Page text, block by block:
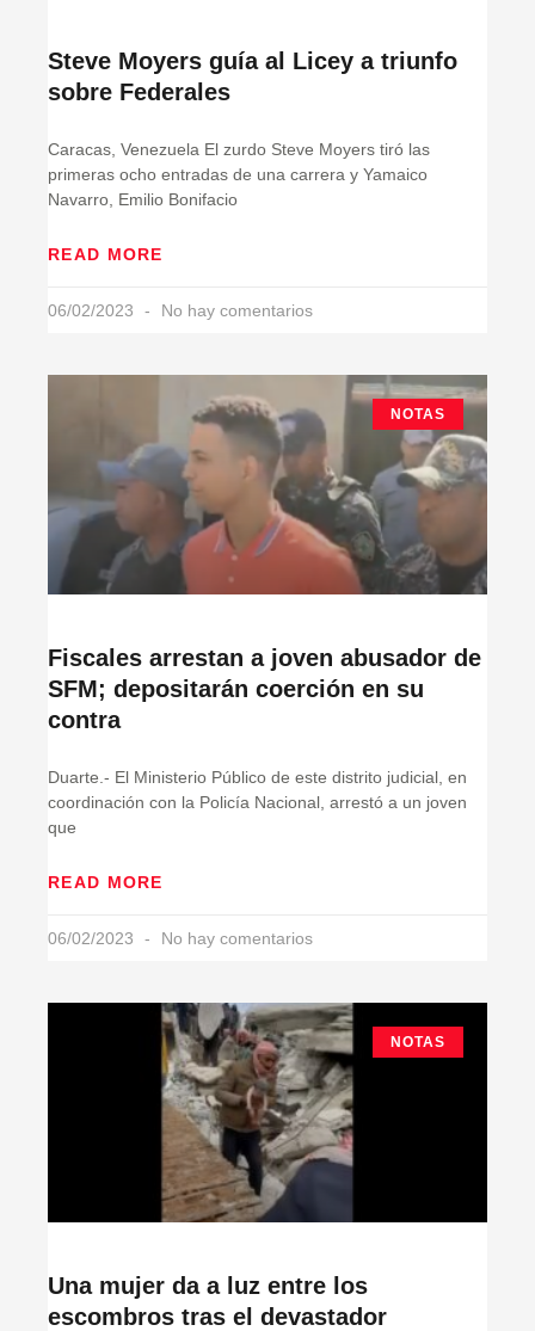
Steve Moyers guía al Licey a triunfo
sobre Federales
Caracas, Venezuela El zurdo Steve Moyers tiró las
primeras ocho entradas de una carrera y Yamaico
Navarro, Emilio Bonifacio
READ MORE
06/02/2023 No hay comentarios
NOTAS
Fiscales arrestan a joven abusador de
SFM; depositarán coerción en su
contra
Duarte.- El Ministerio Público de este distrito judicial, en
coordinación con la Policía Nacional, arrestó a un joven
que
READ MORE
06/02/2023 No hay comentarios
NOTAS
Una mujer da a luz entre los
escombros tras el devastador